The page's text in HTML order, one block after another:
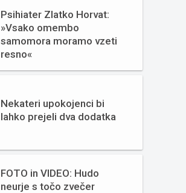
Psihiater Zlatko Horvat:
»Vsako omembo
samomora moramo vzeti
resno«
Nekateri upokojenci bi
lahko prejeli dva dodatka
FOTO in VIDEO: Hudo
neurje s točo zvečer